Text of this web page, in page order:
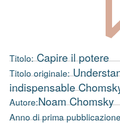
Titolo:Capire il potere
Titolo originale:
indispensable
Autore:Noam Chomsky
Anno di prima